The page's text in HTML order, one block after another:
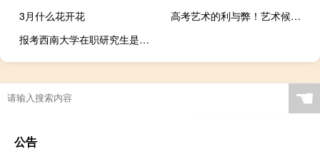
3月什么花开花
高考艺术的利与弊！艺术候选人的出路是什么？
报考西南大学在职研究生是怎样入学的
☚
公告